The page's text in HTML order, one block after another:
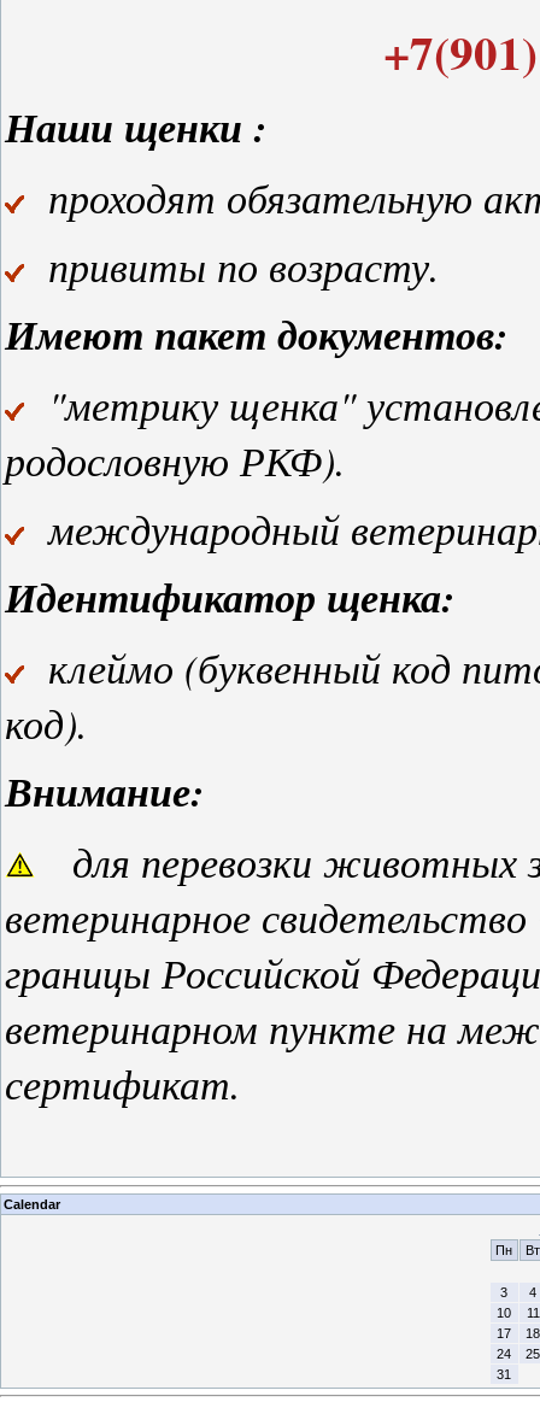
Наши щенки :
проходят обязательную
привиты по возрасту.
Имеют пакет документов:
"метрику щенка"
родословную РКФ).
международный
Идентификатор щенка:
клеймо (буквенный код
код).
Внимание:
для перевозки животных
ветеринарное
границы Российской
ветеринарном пункте на
сертификат.
Calendar
Пн
Вт
3
4
10
11
17
18
24
25
31